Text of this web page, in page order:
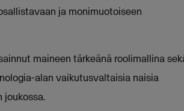
ja monimuotoiseen
maineen tärkeänä roolimallina
alan vaikutusvaltaisia naisia